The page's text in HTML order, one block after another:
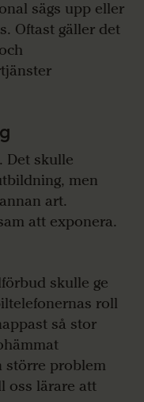
sägs upp eller
Oftast gäller det
Det skulle
men
art.
att exponera.
skulle ge
roll
så stor
större problem
oss lärare att